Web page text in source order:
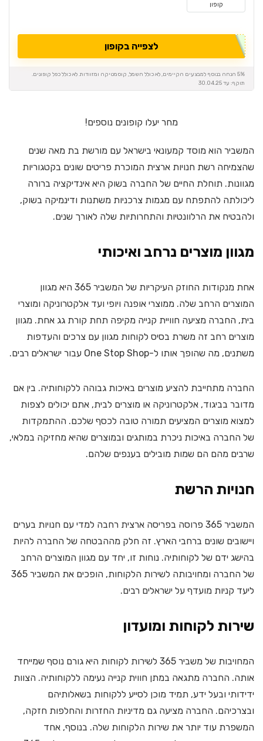
קופון
לצפייה בקופון
5% הנחה בנוסף למבצעים הקיימים, לא כולל חשמל, קוסמטיקה ומזוודות. לא כולל כפל קופונים.
תוקף: עד 30.04.25
מחר יעלו קופונים נוספים!
המשביר הוא מוסד קמעונאי בישראל עם מורשת בת מאה שנים
שהצמיחה רשת חנויות ארצית המוכרת פריטים שונים בקטגוריות
מגוונות. תוחלת החיים של החברה בשוק היא אינדיקציה ברורה
ליכולתה להתפתח עם מגמות צרכניות משתנות ודינמיקה בשוק,
ולהבטיח את הרלוונטיות והתחרותיות שלה לאורך שנים.
מגוון מוצרים נרחב ואיכותי
אחת מנקודות החוזק העיקריות של המשביר 365 היא מגוון
המוצרים הרחב שלה. ממוצרי אופנה ויופי ועד אלקטרוניקה ומוצרי
בית, החברה מציעה חוויית קנייה מקיפה תחת קורת גג אחת. מגוון
מוצרים רחב זה משרת בסיס לקוחות מגוון עם צרכים והעדפות
משתנים, מה שהופך אותו ל-One Stop Shop עבור ישראלים רבים.
החברה מתחייבת להציע מוצרים באיכות גבוהה ללקוחותיה. בין אם
מדובר בביגוד, אלקטרוניקה או מוצרים לבית, אתם יכולים לצפות
למצוא מוצרים המציעים תמורה טובה לכסף שלכם. ההתמקדות
של החברה באיכות ניכרת במותגים ובמוצרים שהיא מחזיקה במלאי,
שרבים מהם הם שמות מובילים בענפים שלהם.
חנויות הרשת
המשביר 365 פרוסה בפריסה ארצית רחבה למדי עם חנויות בערים
ויישובים שונים ברחבי הארץ. זה חלק מההבטחה של החברה להיות
בהישג ידם של לקוחותיה. נוחות זו, יחד עם מגוון המוצרים הרחב
של החברה ומחויבותה לשירות הלקוחות, הופכים את המשביר 365
ליעד קניות מועדף על ישראלים רבים.
שירות לקוחות ומועדון
המחויבות של משביר 365 לשירות לקוחות היא גורם נוסף שמייחד
אותה. החברה מתגאה במתן חווית קנייה נעימה ללקוחותיה. הצוות
ידידותי ובעל ידע, תמיד מוכן לסייע ללקוחות בשאלותיהם
ובצרכיהם. החברה מציעה גם מדיניות החזרות והחלפות חזקה,
המשפרת עוד יותר את שירות הלקוחות שלה. בנוסף, אחד